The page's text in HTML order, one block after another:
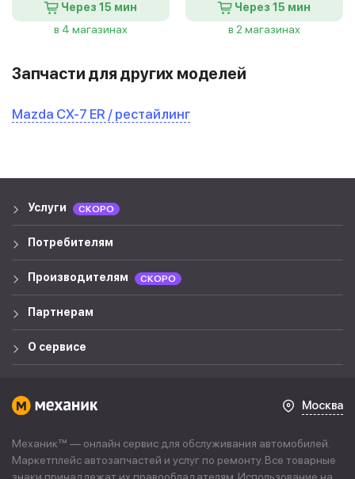
Через 15 мин
в 4 магазинах
Через 15 мин
в 2 магазинах
Запчасти для других моделей
Mazda CX-7 ER / рестайлинг
Услуги СКОРО
Потребителям
Производителям СКОРО
Партнерам
О сервисе
Москва
Механик™ — онлайн сервис для обслуживания автомобилей.
Маркетплейс автозапчастей и услуг по ремонту. Все товарные